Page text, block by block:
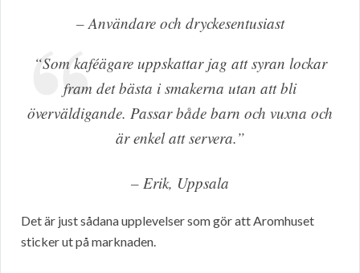
– Användare och dryckesentusiast
“Som kaféägare uppskattar jag att syran lockar
fram det bästa i smakerna utan att bli
överväldigande. Passar både barn och vuxna och
är enkel att servera.”
– Erik, Uppsala
Det är just sådana upplevelser som gör att Aromhuset
sticker ut på marknaden.